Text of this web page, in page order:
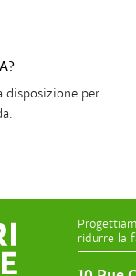
disposizione per
ridurre la